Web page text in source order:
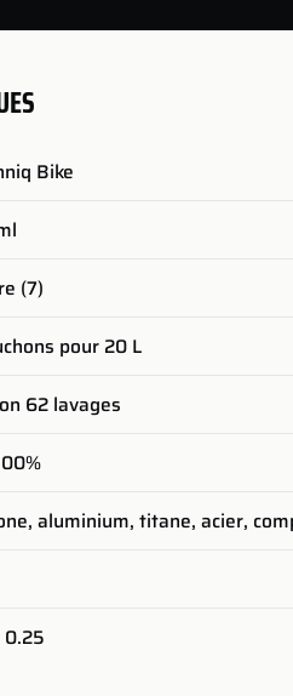
Bike
(7)
pour 20 L
62 lavages
aluminium, titane, acier,
0.25